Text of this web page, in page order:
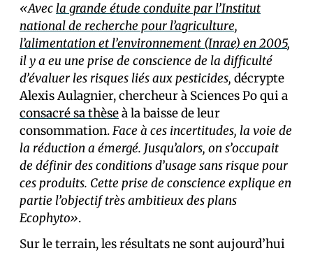
«Avec la grande étude conduite par l’Institut
national de recherche pour l’agriculture,
l’alimentation et l’environnement (Inrae) en 2005,
il y a eu une prise de conscience de la difficulté
d’évaluer les risques liés aux pesticides, décrypte
Alexis Aulagnier, chercheur à Sciences Po qui a
consacré sa thèseà la baisse de leur
consommation.Face à ces incertitudes, la voie de
la réduction a émergé. Jusqu’alors, on s’occupait
de définir des conditions d’usage sans risque pour
ces produits. Cette prise de conscience explique en
partie l’objectif très ambitieux des plans
Ecophyto».
Sur le terrain, les résultats ne sont aujourd’hui